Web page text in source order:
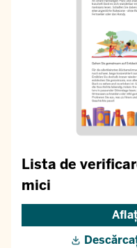
Lista de
mici